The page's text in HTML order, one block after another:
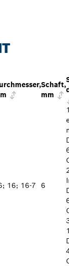
Schaft,
mm
16; 16-7 6